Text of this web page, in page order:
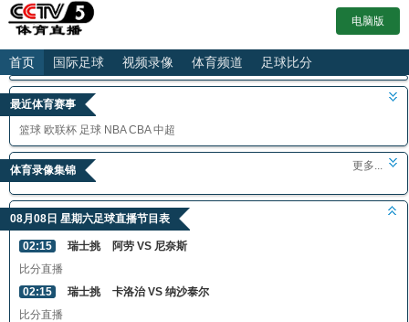
电脑版
首页 国际足球 视频录像 体育频道 足球比分
最近体育赛事
篮球 欧联杯 足球 NBA CBA 中超
体育录像集锦 更多...
08月08日 星期六足球直播节目表
02:15 瑞士挑
阿劳 VS 尼奈斯
比分直播
02:15
瑞士挑
卡洛治 VS 纳沙泰尔
比分直播